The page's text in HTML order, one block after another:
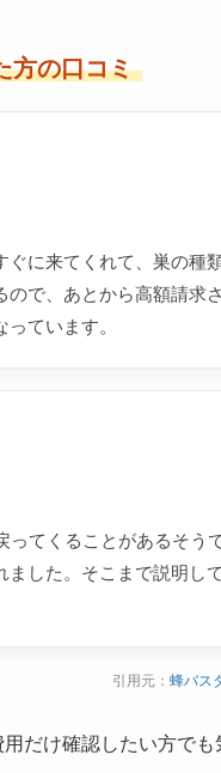
方の口コミ
に来てくれて、巣の種
で、あとから高額請求
ています。
てくることがあるそう
した。そこまで説明し
引用元： 蜂バス
だけ確認したい方で